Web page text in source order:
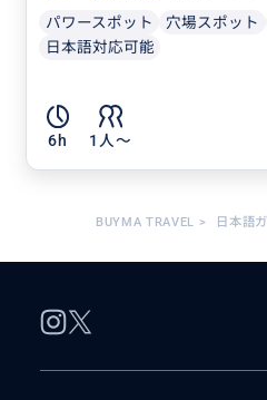
パワースポット 穴場スポット
日本語対応可能
6h 1人〜
BUYMA TRAVEL > 日本語